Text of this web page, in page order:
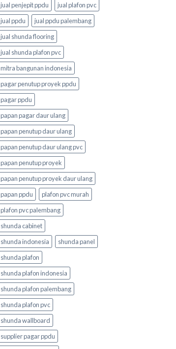
jual penjepit ppdu
jual plafon pvc
jual ppdu
jual ppdu palembang
jual shunda flooring
jual shunda plafon pvc
mitra bangunan indonesia
pagar penutup proyek ppdu
pagar ppdu
papan pagar daur ulang
papan penutup daur ulang
papan penutup daur ulang pvc
papan penutup proyek
papan penutup proyek daur ulang
papan ppdu
plafon pvc murah
plafon pvc palembang
shunda cabinet
shunda indonesia
shunda panel
shunda plafon
shunda plafon indonesia
shunda plafon palembang
shunda plafon pvc
shunda wallboard
supplier pagar ppdu